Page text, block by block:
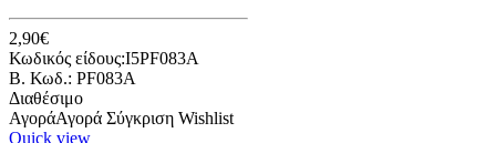
2,90€
Κωδικός είδους:I5PF083A
B. Κωδ.: PF083A
Διαθέσιμο
ΑγοράΑγορά Σύγκριση Wishlist
Quick view